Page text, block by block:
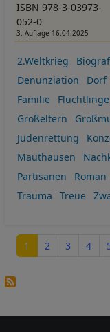
ISBN 978-3-03973-
052-0
3. Auflage 16.04.2025
2.Weltkrieg
Denunziation
Dorf
Familie
Flüchtlinge
Großeltern
Judenrettung
Mauthausen
Partisanen
Roman
Trauma
Treue
Seite
1 Seite
2 Seite
3 Seite
4